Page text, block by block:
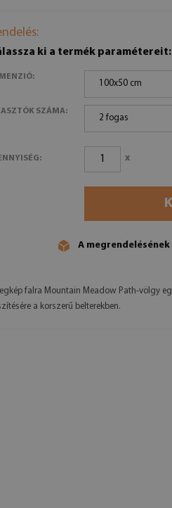
ki a termék paramétereit:
100x50 cm
SZÁMA:
2 fogas
x
A
falra Mountain Meadow Path-völgy
a korszerű belterekben.